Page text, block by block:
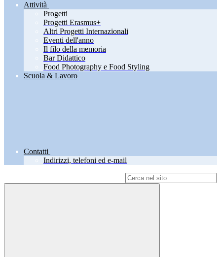
Attività
Progetti
Progetti Erasmus+
Altri Progetti Internazionali
Eventi dell'anno
Il filo della memoria
Bar Didattico
Food Photography e Food Styling
Scuola & Lavoro
Contatti
Indirizzi, telefoni ed e-mail